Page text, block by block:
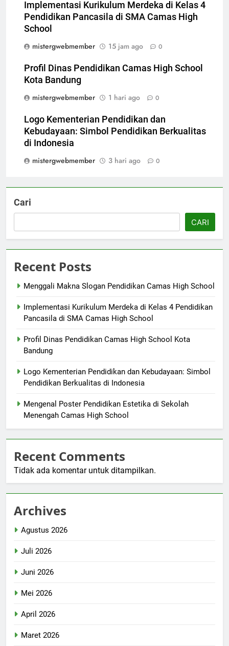
Implementasi Kurikulum Merdeka di Kelas 4
Pendidikan Pancasila di SMA Camas High
School
mistergwebmember
15 jam ago 0
Profil Dinas Pendidikan Camas High School
Kota Bandung
mistergwebmember
1 hari ago 0
Logo Kementerian Pendidikan dan
Kebudayaan: Simbol Pendidikan Berkualitas
di Indonesia
mistergwebmember
3 hari ago 0
Cari
CARI
Recent Posts
Menggali Makna Slogan Pendidikan Camas High School
Implementasi Kurikulum Merdeka di Kelas 4 Pendidikan
Pancasila di SMA Camas High School
Profil Dinas Pendidikan Camas High School Kota
Bandung
Logo Kementerian Pendidikan dan Kebudayaan: Simbol
Pendidikan Berkualitas di Indonesia
Mengenal Poster Pendidikan Estetika di Sekolah
Menengah Camas High School
Recent Comments
Tidak ada komentar untuk ditampilkan.
Archives
Agustus 2026
Juli 2026
Juni 2026
Mei 2026
April 2026
Maret 2026